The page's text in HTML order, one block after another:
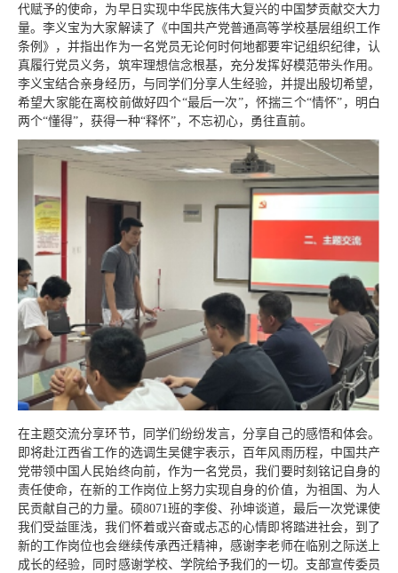
代赋予的使命，为早日实现中华民族伟大复兴的中国梦贡献交大力
量。李义宝为大家解读了《中国共产党普通高等学校基层组织工作
条例》，并指出作为一名党员无论何时何地都要牢记组织纪律，认
真履行党员义务，筑牢理想信念根基，充分发挥好模范带头作用。
李义宝结合亲身经历，与同学们分享人生经验，并提出殷切希望，
希望大家能在离校前做好四个“最后一次”，怀揣三个“情怀”，明白
两个“懂得”，获得一种“释怀”，不忘初心，勇往直前。
在主题交流分享环节，同学们纷纷发言，分享自己的感悟和体会。
即将赴江西省工作的选调生吴健宇表示，百年风雨历程，中国共产
党带领中国人民始终向前，作为一名党员，我们要时刻铭记自身的
责任使命，在新的工作岗位上努力实现自身的价值，为祖国、为人
民贡献自己的力量。硕8071班的李俊、孙坤谈道，最后一次党课使
我们受益匪浅，我们怀着或兴奋或忐忑的心情即将踏进社会， 到了
新的工作岗位也会继续传承西迁精神，感谢李老师在临别之际送上
成长的经验，同时感谢学校、学院给予我们的一切。支部宣传委员